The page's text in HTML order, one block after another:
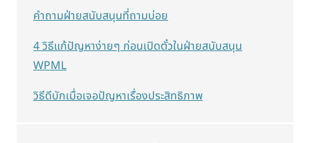
คำถามฝ่ายสนับสนุนที่ถามบ่อย
4 วิธีแก้ปัญหาง่ายๆ ก่อนเปิดตั๋วในฝ่ายสนับสนุน
WPML
วิธีดีบักเมื่อเจอปัญหาเรื่องประสิทธิภาพ